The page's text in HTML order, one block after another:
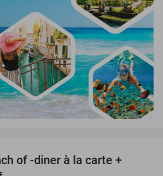
of -diner à la carte +